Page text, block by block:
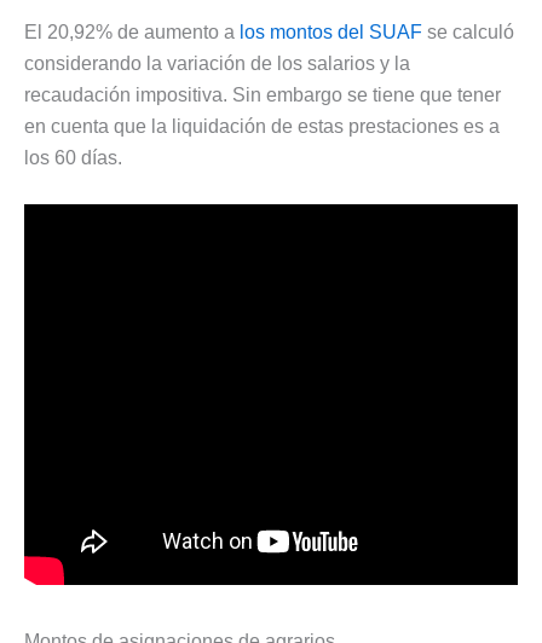
El 20,92% de aumento a los montos del SUAF se calculó
considerando la variación de los salarios y la
recaudación impositiva. Sin embargo se tiene que tener
en cuenta que la liquidación de estas prestaciones es a
los 60 días.